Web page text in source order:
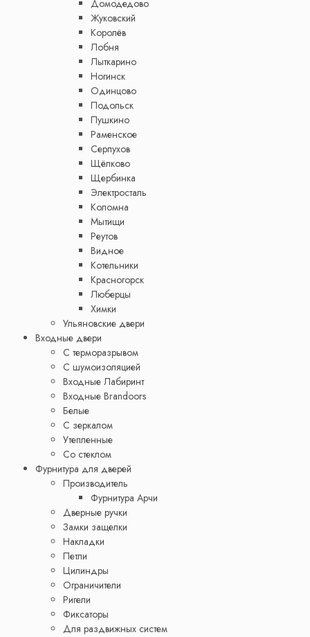
Домодедово
Жуковский
Королёв
Лобня
Лыткарино
Ногинск
Одинцово
Подольск
Пушкино
Раменское
Серпухов
Щёлково
Щербинка
Электросталь
Коломна
Мытищи
Реутов
Видное
Котельники
Красногорск
Люберцы
Химки
Ульяновские двери
Входные двери
С терморазрывом
С шумоизоляцией
Входные Лабиринт
Входные Brandoors
Белые
С зеркалом
Утепленные
Со стеклом
Фурнитура для дверей
Производитель
Фурнитура Арчи
Дверные ручки
Замки защелки
Накладки
Петли
Цилиндры
Ограничители
Ригели
Фиксаторы
Для раздвижных систем